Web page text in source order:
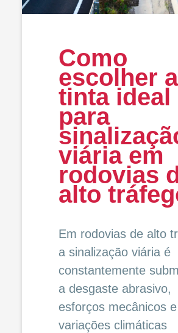
Como
escolher a
tinta ideal
para
viária em
rodovias
alto
Em rodovias de alto
a sinalização viária é
constantemente
a desgaste abrasivo,
esforços mecânicos e
variações climáticas